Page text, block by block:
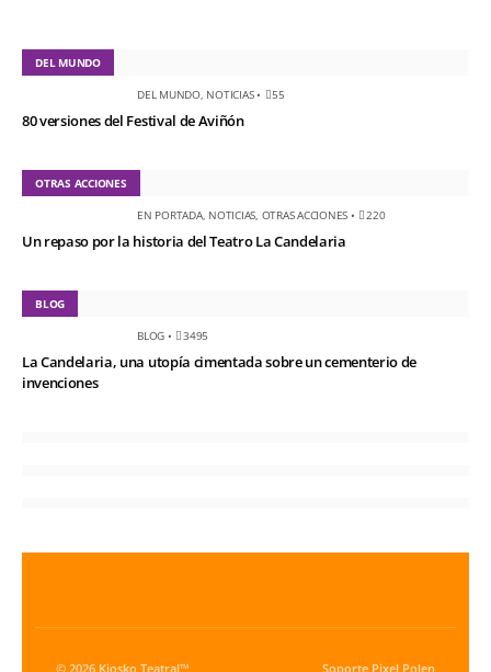
DEL MUNDO
DEL MUNDO, NOTICIAS• 55
80 versiones del Festival de Aviñón
OTRAS ACCIONES
EN PORTADA, NOTICIAS, OTRAS ACCIONES • 220
Un repaso por la historia del Teatro La Candelaria
BLOG
BLOG • 3495
La Candelaria, una utopía cimentada sobre un cementerio de
invenciones
© 2026 Kiosko Teatral™ Soporte Pixel Polen